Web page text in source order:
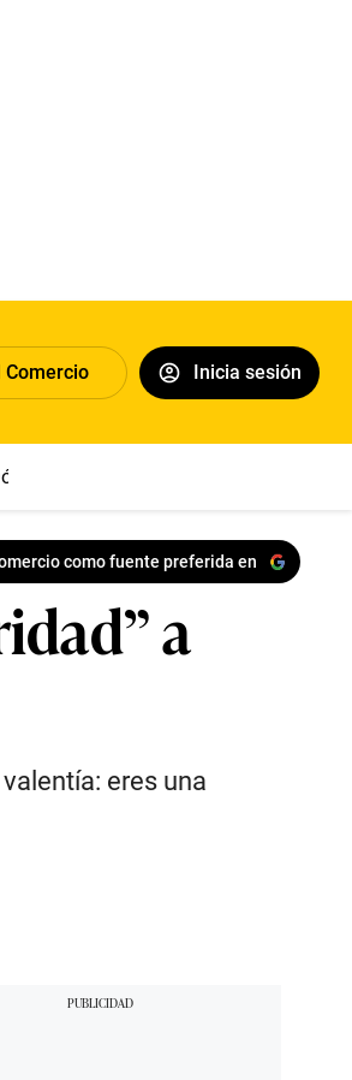
Comercio Inicia sesión
como fuente preferida en
a
eres una